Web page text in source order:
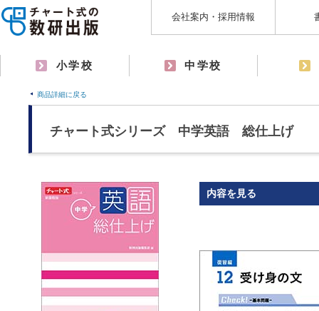
会社案内・採用情報
小学校 中学校
商品詳細に戻る
チャート式シリーズ 中学英語 総仕上げ
内容を見る